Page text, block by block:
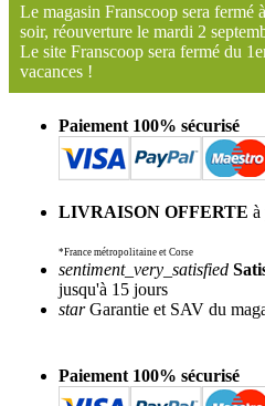
Le magasin Franscoop sera fermé
soir, réouverture le mardi 2
Le site Franscoop sera fermé du
vacances !
Paiement 100% sécurisé
LIVRAISON OFFERTE à
*France métropolitaine et Corse
sentiment_very_satisfied
jusqu'à 15 jours
starGarantie et SAV du
Paiement 100% sécurisé